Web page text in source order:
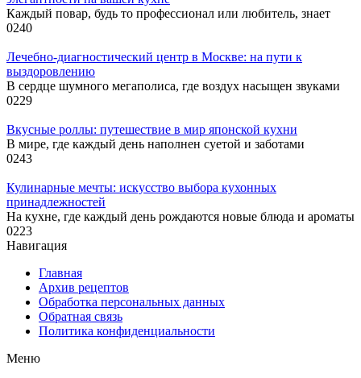
Каждый повар, будь то профессионал или любитель, знает
0240
Лечебно-диагностический центр в Москве: на пути к
выздоровлению
В сердце шумного мегаполиса, где воздух насыщен звуками
0229
Вкусные роллы: путешествие в мир японской кухни
В мире, где каждый день наполнен суетой и заботами
0243
Кулинарные мечты: искусство выбора кухонных
принадлежностей
На кухне, где каждый день рождаются новые блюда и ароматы
0223
Навигация
Главная
Архив рецептов
Обработка персональных данных
Обратная связь
Политика конфиденциальности
Меню